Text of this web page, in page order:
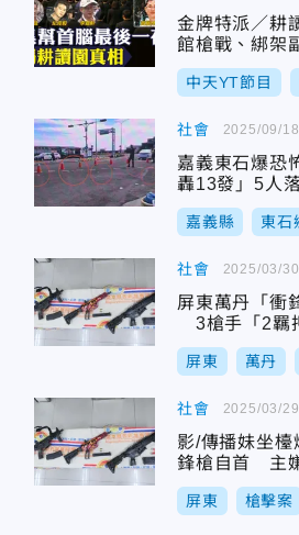
金牌特派／耕
館槍戰、綁架
黑幫最詭譎故
中天YT節目
社會
嘉義東石爆恐
轟13發」5人
嘉義縣 東石
2025/09/
社會
屏東萬丹「衝
3槍手「2羈
屏東 萬丹
2025/03/
社會
影/傳播妹坐
鋒槍自首 主
屏東 槍擊案
2025/03/